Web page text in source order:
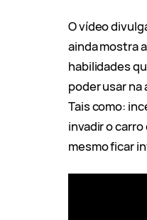
O vídeo
ainda mostra
habilidades
poder usar na
Tais como:
invadir o
mesmo ficar